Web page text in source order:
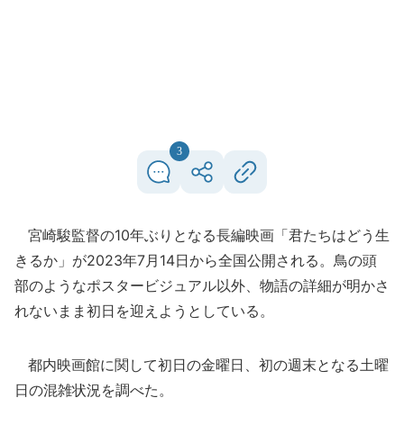
3
宮崎駿監督の10年ぶりとなる長編映画「君たちはどう生
きるか」が2023年7月14日から全国公開される。鳥の頭
部のようなポスタービジュアル以外、物語の詳細が明かさ
れないまま初日を迎えようとしている。
都内映画館に関して初日の金曜日、初の週末となる土曜
日の混雑状況を調べた。